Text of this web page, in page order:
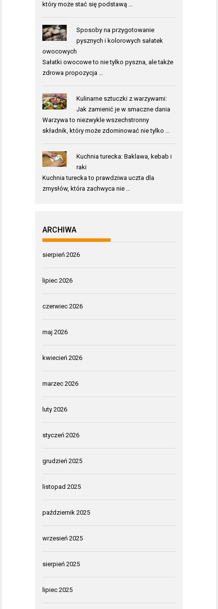
który może stać się podstawą …
Sposoby na przygotowanie
pysznych i kolorowych sałatek
owocowych
Sałatki owocowe to nie tylko pyszna, ale także
zdrowa propozycja …
Kulinarne sztuczki z warzywami:
Jak zamienić je w smaczne dania
Warzywa to niezwykle wszechstronny
składnik, który może zdominować nie tylko …
Kuchnia turecka: Baklawa, kebab i
raki
Kuchnia turecka to prawdziwa uczta dla
zmysłów, która zachwyca nie …
ARCHIWA
sierpień 2026
lipiec 2026
czerwiec 2026
maj 2026
kwiecień 2026
marzec 2026
luty 2026
styczeń 2026
grudzień 2025
listopad 2025
październik 2025
wrzesień 2025
sierpień 2025
lipiec 2025